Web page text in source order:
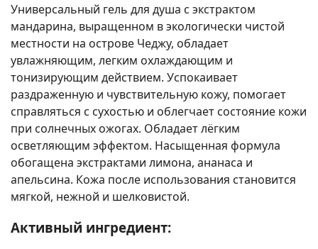
Универсальный гель для душа с экстрактом
мандарина, выращенном в экологически чистой
местности на острове Чеджу, обладает
увлажняющим, легким охлаждающим и
тонизирующим действием. Успокаивает
раздраженную и чувствительную кожу, помогает
справляться с сухостью и облегчает состояние кожи
при солнечных ожогах. Обладает лёгким
осветляющим эффектом. Насыщенная формула
обогащена экстрактами лимона, ананаса и
апельсина. Кожа после использования становится
мягкой, нежной и шелковистой.
Активный ингредиент: